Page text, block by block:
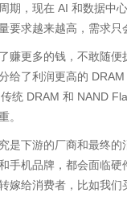
期，现在 AI 和数据中
要求越来越高，需求只
赚更多的钱，不敢随便
给了利润更高的
统 DRAM 和 NAND
。
是下游的厂商和最终的
手机品牌，都会面临硬
嫁给消费者，比如我们